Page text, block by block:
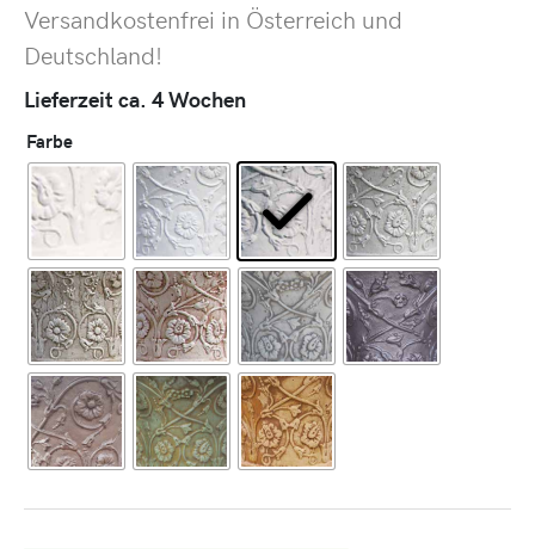
Versandkostenfrei in Österreich und
Deutschland!
Lieferzeit ca. 4 Wochen
Farbe